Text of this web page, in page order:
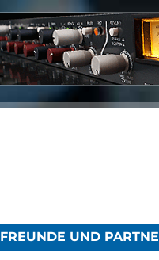
NAVIGATION
ÜBERSPRINGEN
FREUNDE UND